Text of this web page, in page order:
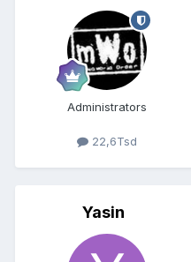
Administrators
22,6Tsd
Yasin